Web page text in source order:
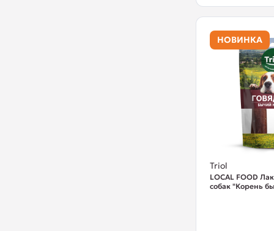
НОВИНКА
Triol
LOCAL FOOD
собак "Корень